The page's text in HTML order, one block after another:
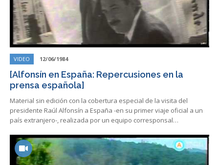
VIDEO 12/06/1984
[Alfonsín en España: Repercusiones en la
prensa española]
Material sin edición con la cobertura especial de la visita del
presidente Raúl Alfonsín a España -en su primer viaje oficial a un
país extranjero-, realizada por un equipo corresponsal…